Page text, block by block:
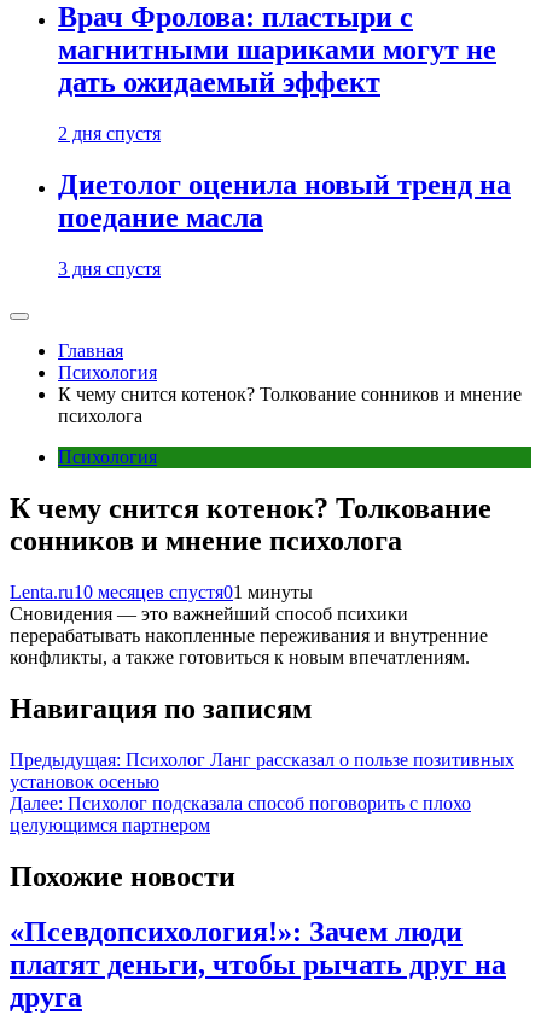
Врач Фролова: пластыри с
магнитными шариками могут не
дать ожидаемый эффект
2 дня спустя
Диетолог оценила новый тренд на
поедание масла
3 дня спустя
Главная
Психология
К чему снится котенок? Толкование сонников и мнение
психолога
Психология
К чему снится котенок? Толкование
сонников и мнение психолога
Lenta.ru10 месяцев спустя01 минуты
Сновидения — это важнейший способ психики
перерабатывать накопленные переживания и внутренние
конфликты, а также готовиться к новым впечатлениям.
Навигация по записям
Предыдущая: Психолог Ланг рассказал о пользе позитивных
установок осенью
Далее: Психолог подсказала способ поговорить с плохо
целующимся партнером
Похожие новости
«Псевдопсихология!»: Зачем люди
платят деньги, чтобы рычать друг на
друга